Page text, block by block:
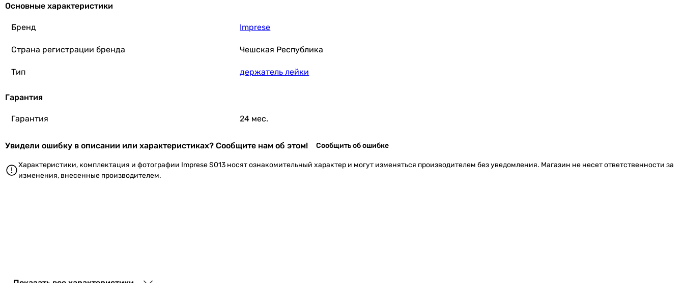
1 674
Основные характеристики
Бренд Imprese
Страна регистрации бренда Чешская Республика
Тип держатель лейки
Гарантия
Гарантия 24 мес.
Увидели ошибку в описании или характеристиках? Сообщите нам об этом! Сообщить об ошибке
Характеристики, комплектация и фотографии Imprese S013 носят ознакомительный характер и могут изменяться производителем без уведомления. Магазин не несет ответственности за
изменения, внесенные производителем.